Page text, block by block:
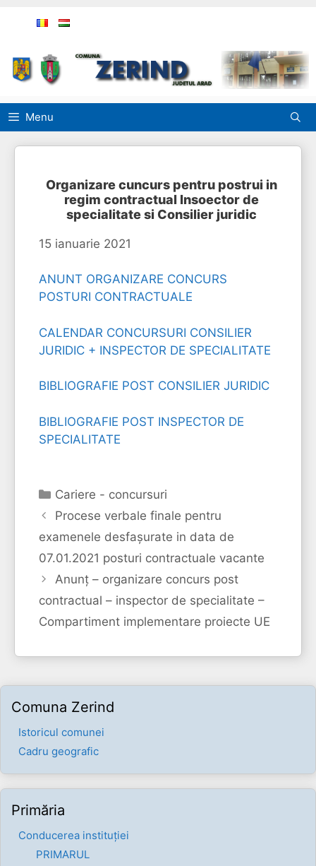
Menu
Organizare cuncurs pentru postrui in
regim contractual Insoector de
specialitate si Consilier juridic
15 ianuarie 2021
ANUNT ORGANIZARE CONCURS
POSTURI CONTRACTUALE
CALENDAR CONCURSURI CONSILIER
JURIDIC + INSPECTOR DE SPECIALITATE
BIBLIOGRAFIE POST CONSILIER JURIDIC
BIBLIOGRAFIE POST INSPECTOR DE
SPECIALITATE
Categorii
Cariere - concursuri
Procese verbale finale pentru
examenele desfașurate in data de
07.01.2021 posturi contractuale vacante
Anunț – organizare concurs post
contractual – inspector de specialitate –
Compartiment implementare proiecte UE
Comuna Zerind
Istoricul comunei
Cadru geografic
Primăria
Conducerea instituției
PRIMARUL